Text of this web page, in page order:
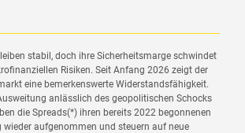
stabil, doch ihre Sicherheitsmarge schwindet
Risiken. Seit Anfang 2026 zeigt der
eine bemerkenswerte Widerstandsfähigkeit.
anlässlich des geopolitischen Schocks
die Spreads(*) ihren bereits 2022 begonnenen
wieder aufgenommen und steuern auf neue